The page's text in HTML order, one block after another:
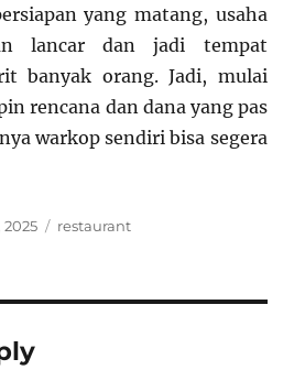
yang matang, usaha
lancar dan jadi tempat
banyak orang. Jadi, mulai
rencana dan dana yang pas
warkop sendiri bisa segera
2025 Categories
restaurant